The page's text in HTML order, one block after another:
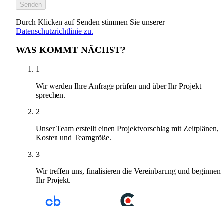
Senden
Durch Klicken auf Senden stimmen Sie unserer
Datenschutzrichtlinie zu.
WAS KOMMT NÄCHST?
1
Wir werden Ihre Anfrage prüfen und über Ihr Projekt
sprechen.
2
Unser Team erstellt einen Projektvorschlag mit Zeitplänen,
Kosten und Teamgröße.
3
Wir treffen uns, finalisieren die Vereinbarung und beginnen
Ihr Projekt.